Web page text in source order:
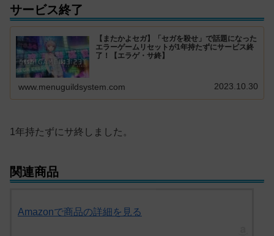
サービス終了
【またかよセガ】「セガを殺せ」で話題になった
エラーゲームリセットが1年持たずにサービス終
了！【エラゲ・サ終】
www.menuguildsystem.com 2023.10.30
1年持たずにサ終しました。
関連商品
Amazonで商品の詳細を見る